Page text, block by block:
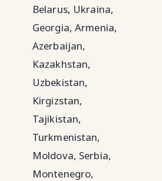
Belarus, Ukraina,
Georgia, Armenia,
Azerbaijan,
Kazakhstan,
Uzbekistan,
Kirgizstan,
Tajikistan,
Turkmenistan,
Moldova, Serbia,
Montenegro,